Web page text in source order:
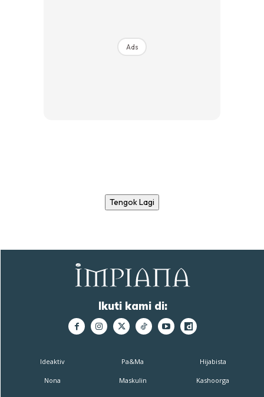
Ads
Tengok Lagi
Ikuti kami di:
Ideaktiv
Nona
Pa&Ma
Maskulin
Hijabista
Kashoorga